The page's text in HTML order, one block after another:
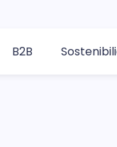
B2B